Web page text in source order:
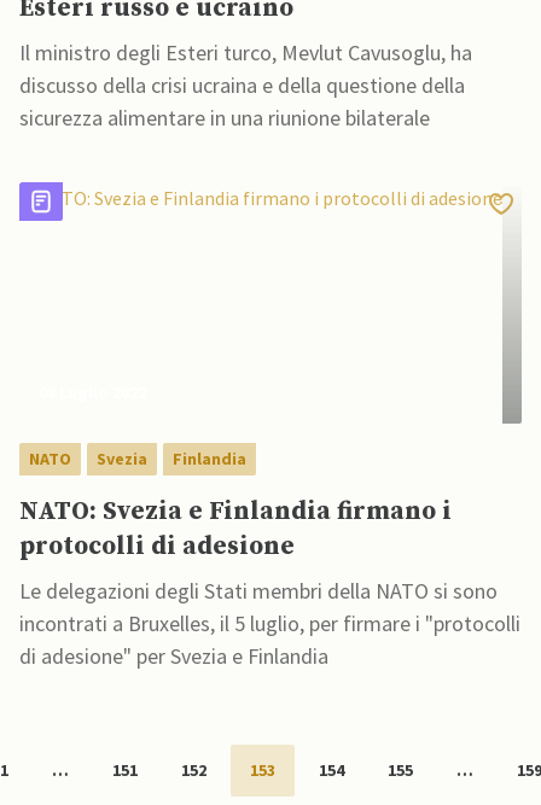
Esteri russo e ucraino
Il ministro degli Esteri turco, Mevlut Cavusoglu, ha
discusso della crisi ucraina e della questione della
sicurezza alimentare in una riunione bilaterale
NATO Svezia Finlandia
NATO: Svezia e Finlandia firmano i
protocolli di adesione
Le delegazioni degli Stati membri della NATO si sono
incontrati a Bruxelles, il 5 luglio, per firmare i "protocolli
di adesione" per Svezia e Finlandia
1 … 151 152 153 154 155 … 159